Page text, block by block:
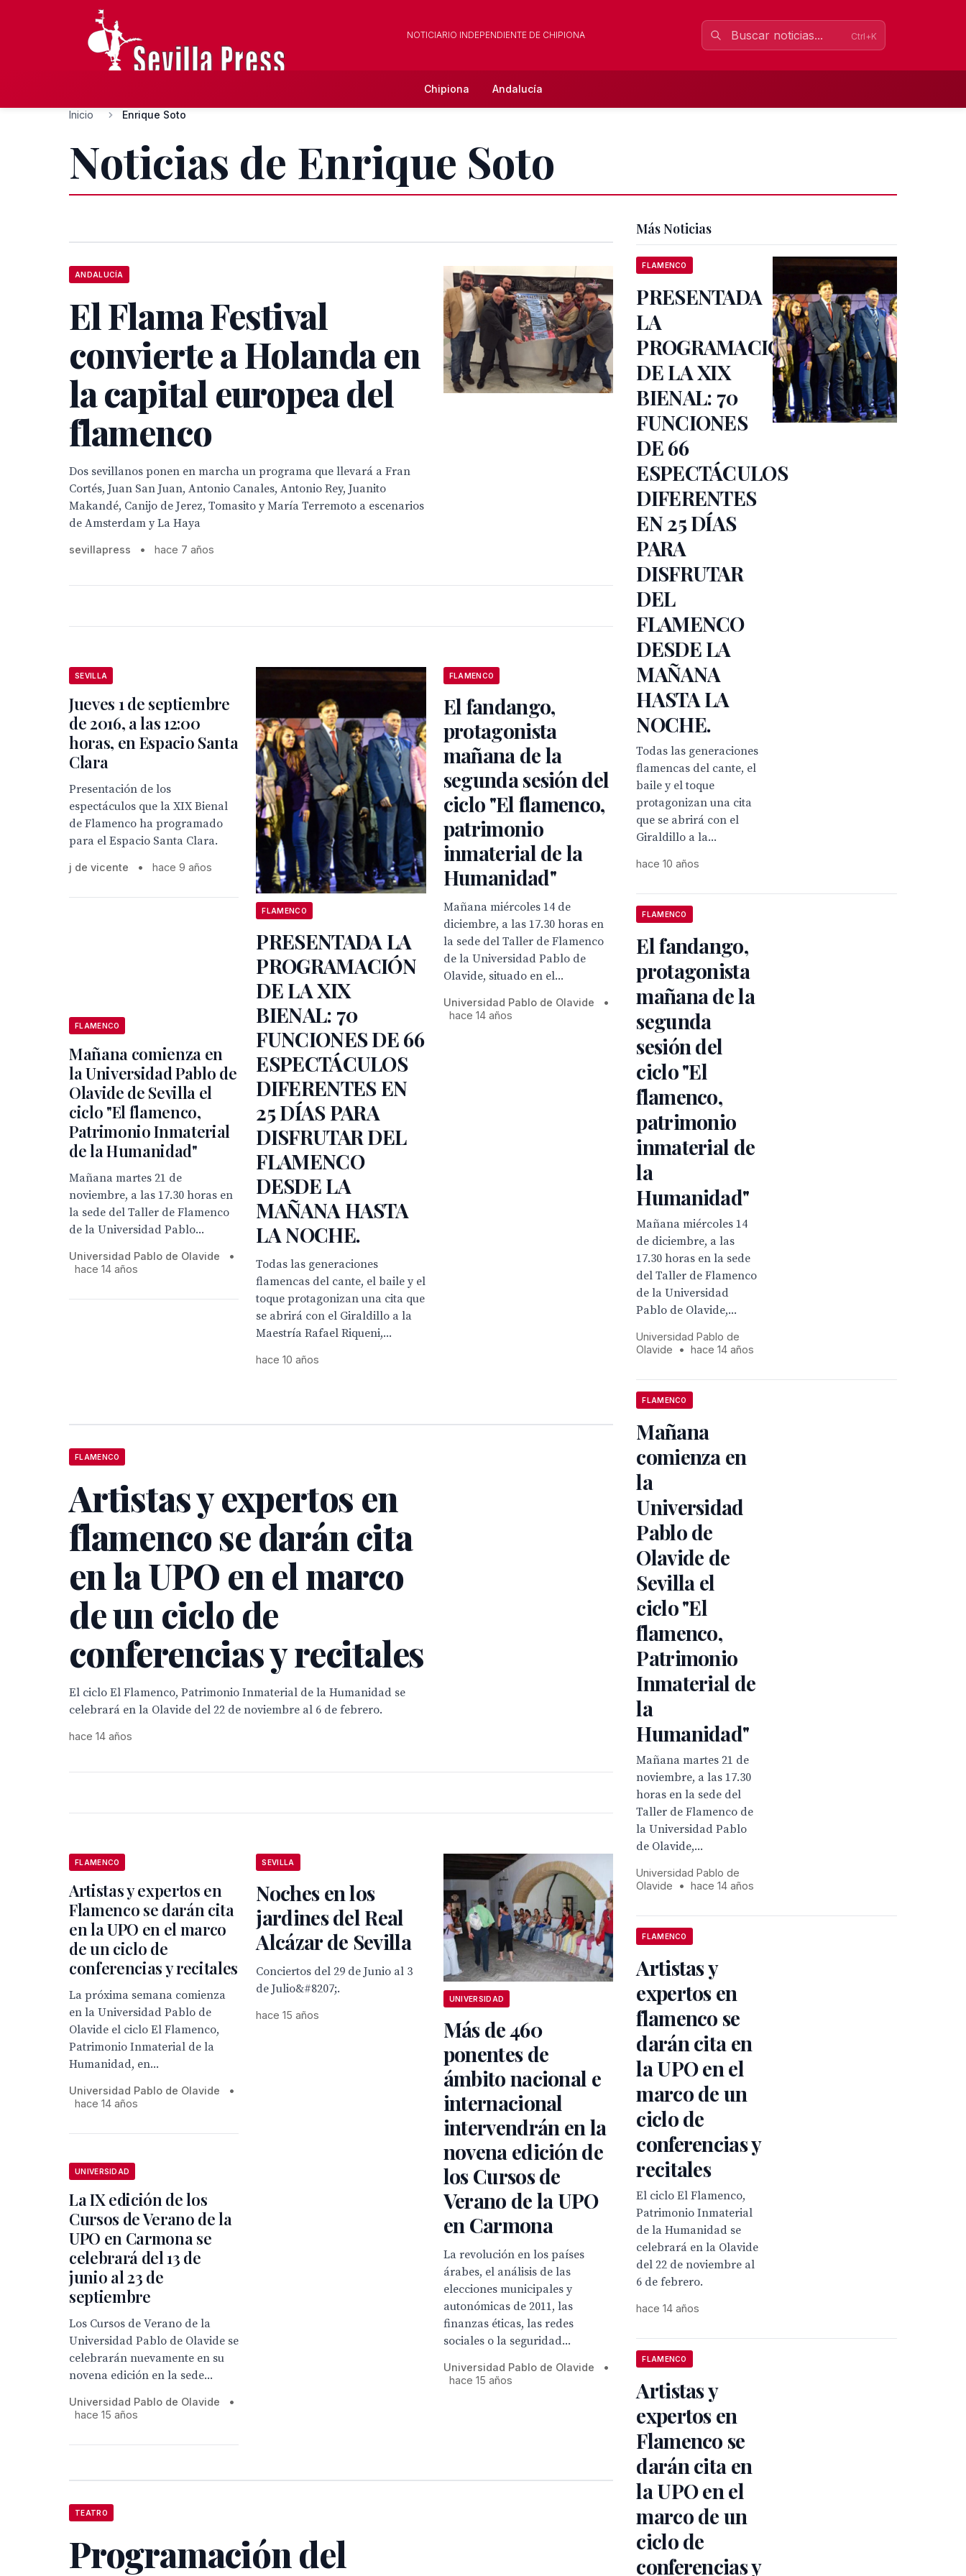
NOTICIARIO INDEPENDIENTE DE CHIPIONA Ctrl+K
Chipiona Andalucía
Inicio Enrique Soto
Noticias de Enrique Soto
ANDALUCÍA
El Flama Festival
convierte a Holanda en
la capital europea del
flamenco
Dos sevillanos ponen en marcha un programa que llevará a Fran
Cortés, Juan San Juan, Antonio Canales, Antonio Rey, Juanito
Makandé, Canijo de Jerez, Tomasito y María Terremoto a escenarios
de Amsterdam y La Haya
sevillapress • hace 7 años
SEVILLA
Jueves 1 de septiembre
de 2016, a las 12:00
horas, en Espacio Santa
Clara
Presentación de los
espectáculos que la XIX Bienal
de Flamenco ha programado
para el Espacio Santa Clara.
j de vicente • hace 9 años
FLAMENCO
PRESENTADA LA
PROGRAMACIÓN
DE LA XIX
BIENAL: 70
FUNCIONES DE 66
ESPECTÁCULOS
DIFERENTES EN
25 DÍAS PARA
DISFRUTAR DEL
FLAMENCO
DESDE LA
MAÑANA HASTA
LA NOCHE.
Todas las generaciones
flamencas del cante, el baile y el
toque protagonizan una cita que
se abrirá con el Giraldillo a la
Maestría Rafael Riqueni,...
hace 10 años
FLAMENCO
El fandango,
protagonista
mañana de la
segunda sesión del
ciclo "El flamenco,
patrimonio
inmaterial de la
Humanidad"
Mañana miércoles 14 de
diciembre, a las 17.30 horas en
la sede del Taller de Flamenco
de la Universidad Pablo de
Olavide, situado en el...
Universidad Pablo de Olavide
•
hace 14 años
FLAMENCO
Mañana comienza en
la Universidad Pablo de
Olavide de Sevilla el
ciclo "El flamenco,
Patrimonio Inmaterial
de la Humanidad"
Mañana martes 21 de
noviembre, a las 17.30 horas en
la sede del Taller de Flamenco
de la Universidad Pablo...
Universidad Pablo de Olavide
•
hace 14 años
FLAMENCO
Artistas y expertos en
flamenco se darán cita
en la UPO en el marco
de un ciclo de
conferencias y recitales
El ciclo El Flamenco, Patrimonio Inmaterial de la Humanidad se
celebrará en la Olavide del 22 de noviembre al 6 de febrero.
hace 14 años
FLAMENCO
Artistas y expertos en
Flamenco se darán cita
en la UPO en el marco
de un ciclo de
conferencias y recitales
La próxima semana comienza
en la Universidad Pablo de
Olavide el ciclo El Flamenco,
Patrimonio Inmaterial de la
Humanidad, en...
Universidad Pablo de Olavide
•
hace 14 años
SEVILLA
Noches en los
jardines del Real
Alcázar de Sevilla
Conciertos del 29 de Junio al 3
de Julio&#8207;.
hace 15 años
UNIVERSIDAD
Más de 460
ponentes de
ámbito nacional e
internacional
intervendrán en la
novena edición de
los Cursos de
Verano de la UPO
en Carmona
La revolución en los países
árabes, el análisis de las
elecciones municipales y
autonómicas de 2011, las
finanzas éticas, las redes
sociales o la seguridad...
Universidad Pablo de Olavide
•
hace 15 años
UNIVERSIDAD
La IX edición de los
Cursos de Verano de la
UPO en Carmona se
celebrará del 13 de
junio al 23 de
septiembre
Los Cursos de Verano de la
Universidad Pablo de Olavide se
celebrarán nuevamente en su
novena edición en la sede...
Universidad Pablo de Olavide
•
hace 15 años
TEATRO
Programación del
Más Noticias
FLAMENCO
PRESENTADA
LA
PROGRAMACIÓN
DE LA XIX
BIENAL: 70
FUNCIONES
DE 66
ESPECTÁCULOS
DIFERENTES
EN 25 DÍAS
PARA
DISFRUTAR
DEL
FLAMENCO
DESDE LA
MAÑANA
HASTA LA
NOCHE.
Todas las generaciones
flamencas del cante, el
baile y el toque
protagonizan una cita
que se abrirá con el
Giraldillo a la...
hace 10 años
FLAMENCO
El fandango,
protagonista
mañana de la
segunda
sesión del
ciclo "El
flamenco,
patrimonio
inmaterial de
la
Humanidad"
Mañana miércoles 14
de diciembre, a las
17.30 horas en la sede
del Taller de Flamenco
de la Universidad
Pablo de Olavide,...
Universidad Pablo de
Olavide
• hace 14 años
FLAMENCO
Mañana
comienza en
la
Universidad
Pablo de
Olavide de
Sevilla el
ciclo "El
flamenco,
Patrimonio
Inmaterial de
la
Humanidad"
Mañana martes 21 de
noviembre, a las 17.30
horas en la sede del
Taller de Flamenco de
la Universidad Pablo
de Olavide,...
Universidad Pablo de
Olavide
• hace 14 años
FLAMENCO
Artistas y
expertos en
flamenco se
darán cita en
la UPO en el
marco de un
ciclo de
conferencias y
recitales
El ciclo El Flamenco,
Patrimonio Inmaterial
de la Humanidad se
celebrará en la Olavide
del 22 de noviembre al
6 de febrero.
hace 14 años
FLAMENCO
Artistas y
expertos en
Flamenco se
darán cita en
la UPO en el
marco de un
ciclo de
conferencias y